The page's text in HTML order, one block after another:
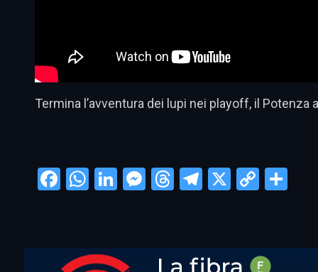
Termina l’avventura dei lupi nei playoff, il Potenza
Facebook
WhatsApp
LinkedIn
Messenger
Threads
Telegram
X Copy